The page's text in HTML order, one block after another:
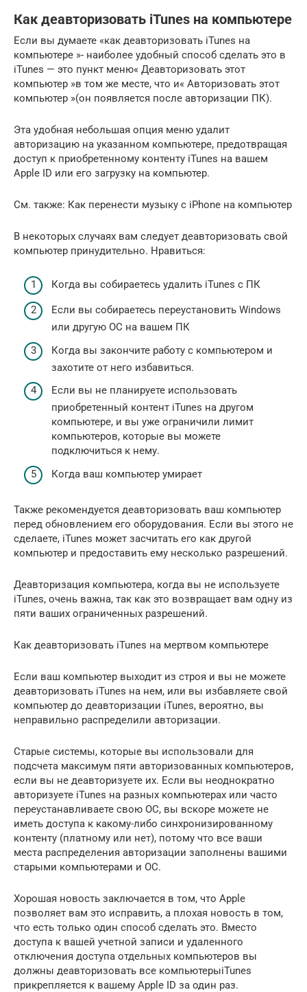
Как деавторизовать iTunes на компьютере
Если вы думаете «как деавторизовать iTunes на
компьютере »- наиболее удобный способ сделать это в
iTunes — это пункт меню« Деавторизовать этот
компьютер »в том же месте, что и« Авторизовать этот
компьютер »(он появляется после авторизации ПК).
Эта удобная небольшая опция меню удалит
авторизацию на указанном компьютере, предотвращая
доступ к приобретенному контенту iTunes на вашем
Apple ID или его загрузку на компьютер.
См. также: Как перенести музыку с iPhone на компьютер
В некоторых случаях вам следует деавторизовать свой
компьютер принудительно. Нравиться:
Когда вы собираетесь удалить iTunes с ПК
Если вы собираетесь переустановить Windows
или другую ОС на вашем ПК
Когда вы закончите работу с компьютером и
захотите от него избавиться.
Если вы не планируете использовать
приобретенный контент iTunes на другом
компьютере, и вы уже ограничили лимит
компьютеров, которые вы можете
подключиться к нему.
Когда ваш компьютер умирает
Также рекомендуется деавторизовать ваш компьютер
перед обновлением его оборудования. Если вы этого не
сделаете, iTunes может засчитать его как другой
компьютер и предоставить ему несколько разрешений.
Деавторизация компьютера, когда вы не используете
iTunes, очень важна, так как это возвращает вам одну из
пяти ваших ограниченных разрешений.
Как деавторизовать iTunes на мертвом компьютере
Если ваш компьютер выходит из строя и вы не можете
деавторизовать iTunes на нем, или вы избавляете свой
компьютер до деавторизации iTunes, вероятно, вы
неправильно распределили авторизации.
Старые системы, которые вы использовали для
подсчета максимум пяти авторизованных компьютеров,
если вы не деавторизуете их. Если вы неоднократно
авторизуете iTunes на разных компьютерах или часто
переустанавливаете свою ОС, вы вскоре можете не
иметь доступа к какому-либо синхронизированному
контенту (платному или нет), потому что все ваши
места распределения авторизации заполнены вашими
старыми компьютерами и ОС.
Хорошая новость заключается в том, что Apple
позволяет вам это исправить, а плохая новость в том,
что есть только один способ сделать это. Вместо
доступа к вашей учетной записи и удаленного
отключения доступа отдельных компьютеров вы
должны деавторизовать все компьютерыiTunes
прикрепляется к вашему Apple ID за один раз.